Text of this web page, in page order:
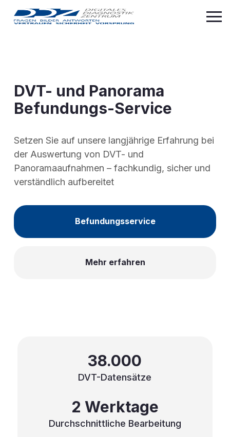
DVT- und Panorama
Befundungs-Service
Setzen Sie auf unsere langjährige Erfahrung bei
der Auswertung von DVT- und
Panoramaaufnahmen – fachkundig, sicher und
verständlich aufbereitet
Befundungsservice
Mehr erfahren
38.000
DVT-Datensätze
2 Werktage
Durchschnittliche Bearbeitung